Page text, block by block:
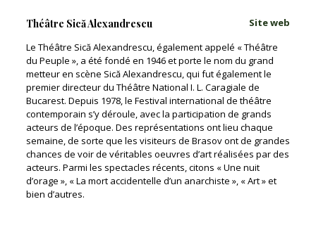
Théâtre Sică Alexandrescu
Site web
Le Théâtre Sică Alexandrescu, également appelé « Théâtre
du Peuple », a été fondé en 1946 et porte le nom du grand
metteur en scène Sică Alexandrescu, qui fut également le
premier directeur du Théâtre National I. L. Caragiale de
Bucarest. Depuis 1978, le Festival international de théâtre
contemporain s’y déroule, avec la participation de grands
acteurs de l’époque. Des représentations ont lieu chaque
semaine, de sorte que les visiteurs de Brasov ont de grandes
chances de voir de véritables oeuvres d’art réalisées par des
acteurs. Parmi les spectacles récents, citons « Une nuit
d’orage », « La mort accidentelle d’un anarchiste », « Art » et
bien d’autres.